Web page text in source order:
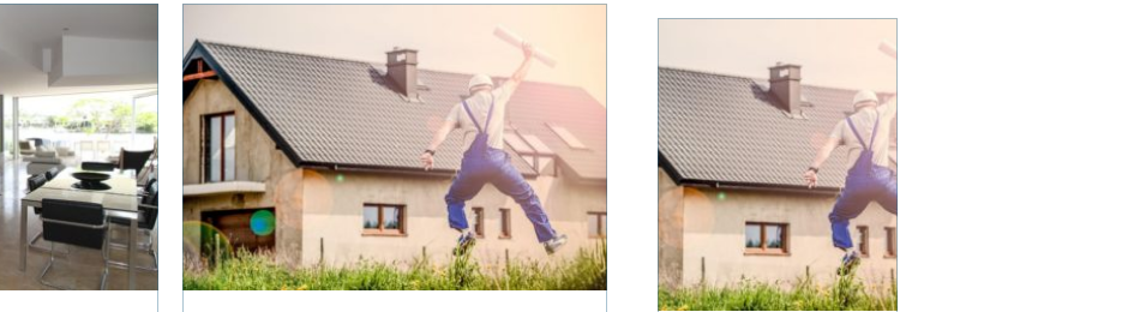
står jævnligt med
spørgsmålet: Skal vi selv
i gang med penslen, eller
skal vi få professionel
hjælp? Særligt i Rønne,
h...